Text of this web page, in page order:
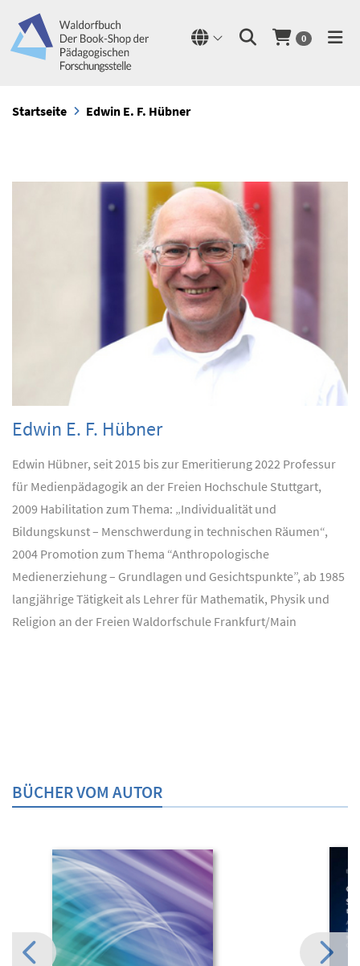
0
Startseite Edwin E. F. Hübner
Edwin E. F. Hübner
Edwin Hübner, seit 2015 bis zur Emeritierung 2022 Professur
für Medienpädagogik an der Freien Hochschule Stuttgart,
2009 Habilitation zum Thema: „Individualität und
Bildungskunst – Menschwerdung in technischen Räumen“,
2004 Promotion zum Thema “Anthropologische
Medienerziehung – Grundlagen und Gesichtspunkte”, ab 1985
langjährige Tätigkeit als Lehrer für Mathematik, Physik und
Religion an der Freien Waldorfschule Frankfurt/Main
BÜCHER VOM AUTOR